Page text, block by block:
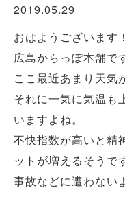
2019.05.29
おはようございます！
広島からっぽ本舗で
ここ最近あまり天気
それに一気に気温も
いますよね。
不快指数が高いと精
ットが増えるそうで
事故などに遭わない